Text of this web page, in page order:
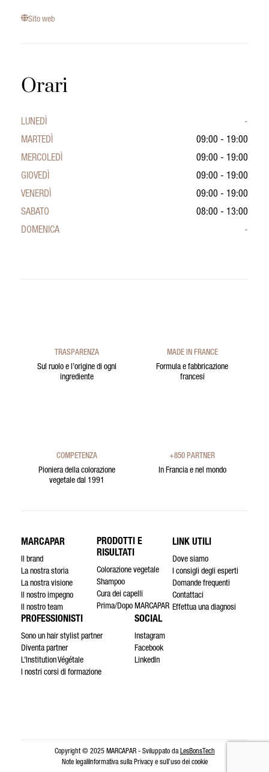
Sito web
Orari
LUNEDÌ
-
MARTEDÌ
09:00 - 19:00
MERCOLEDÌ
09:00 - 19:00
GIOVEDÌ
09:00 - 19:00
VENERDÌ
09:00 - 19:00
SABATO
08:00 - 13:00
DOMENICA
-
TRASPARENZA
Sul ruolo e l’origine di ogni
ingrediente
MADE IN FRANCE
Formula e fabbricazione
francesi
COMPETENZA
Pioniera della colorazione
vegetale dal 1991
+850 PARTNER
In Francia e nel mondo
MARCAPAR
Il brand
La nostra storia
La nostra visione
Il nostro impegno
Il nostro team
PRODOTTI E
RISULTATI
Colorazione vegetale
Shampoo
Cura dei capelli
Prima/Dopo MARCAPAR
LINK UTILI
Dove siamo
I consigli degli esperti
Domande frequenti
Contattaci
Effettua una diagnosi
PROFESSIONISTI
Sono un hair stylist partner
Diventa partner
L’Institution Végétale
I nostri corsi di formazione
SOCIAL
Instagram
Facebook
LinkedIn
Copyright © 2025 MARCAPAR - Sviluppato da LesBonsTech
Note legaliInformativa sulla Privacy e sull’uso dei cookie